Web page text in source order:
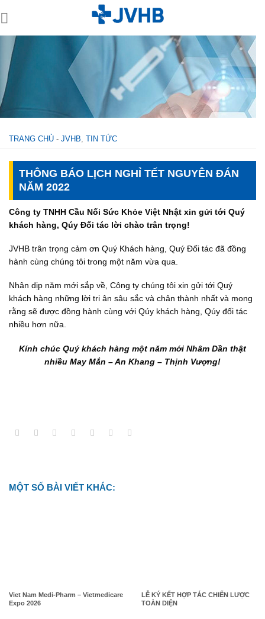
to
content
TRANG CHỦ - JVHB, TIN TỨC
THÔNG BÁO LỊCH NGHỈ TẾT NGUYÊN ĐÁN
NĂM 2022
Công ty TNHH Cầu Nối Sức Khỏe Việt Nhật xin gửi tới Quý
khách hàng, Qúy Đối tác lời chào trân trọng!
JVHB trân trọng cảm ơn Quý Khách hàng, Quý Đối tác đã đồng
hành cùng chúng tôi trong một năm vừa qua.
Nhân dịp năm mới sắp về, Công ty chúng tôi xin gửi tới Quý
khách hàng những lời tri ân sâu sắc và chân thành nhất và mong
rằng sẽ được đồng hành cùng với Qúy khách hàng, Qúy đối tác
nhiều hơn nữa.
Kính chúc Quý khách hàng một năm mới Nhâm Dần thật
nhiều May Mắn – An Khang – Thịnh Vượng!
MỘT SỐ BÀI VIẾT KHÁC:
Viet Nam Medi-Pharm – Vietmedicare
Expo 2026
LỄ KÝ KẾT HỢP TÁC CHIẾN LƯỢC
TOÀN DIỆN